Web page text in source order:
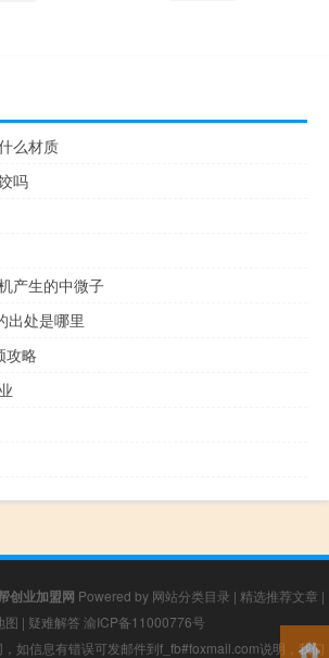
么材质
吗
产生的中微子
出处是哪里
攻略
创业加盟网 Powered by 网站分类目录 | 精选推荐文章 |
图 | 疑难解答 渝ICP备11000776号
如信息有错误可发邮件到f_fb#foxmail.com说明，我们